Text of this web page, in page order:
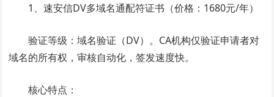
1、速安信DV多域名通配符证书（价格：1680元/年）
验证等级：域名验证（DV）。CA机构仅验证申请者对
域名的所有权，审核自动化，签发速度快。
核心特点：